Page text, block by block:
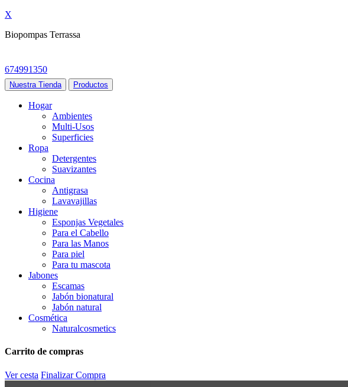
X
Biopompas Terrassa
674991350
Nuestra Tienda Productos
Hogar
Ambientes
Multi-Usos
Superficies
Ropa
Detergentes
Suavizantes
Cocina
Antigrasa
Lavavajillas
Higiene
Esponjas Vegetales
Para el Cabello
Para las Manos
Para piel
Para tu mascota
Jabones
Escamas
Jabón bionatural
Jabón natural
Cosmética
Naturalcosmetics
Carrito de compras
Ver cesta Finalizar Compra